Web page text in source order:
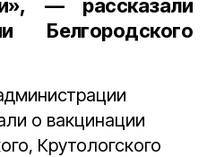
— рассказали
Белгородского
о вакцинации
Крутологского